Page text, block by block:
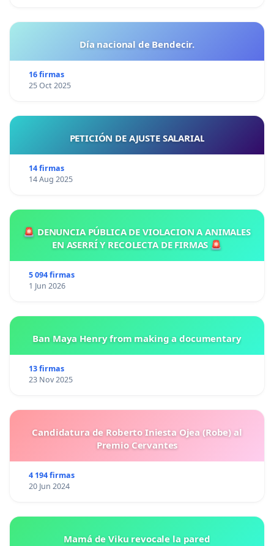
Día nacional de Bendecir.
16 firmas
25 Oct 2025
PETICIÓN DE AJUSTE SALARIAL
14 firmas
14 Aug 2025
🚨 DENUNCIA PÚBLICA DE VIOLACION A ANIMALES
EN ASERRÍ Y RECOLECTA DE FIRMAS 🚨
5 094 firmas
1 Jun 2026
Ban Maya Henry from making a documentary
13 firmas
23 Nov 2025
Candidatura de Roberto Iniesta Ojea (Robe) al
Premio Cervantes
4 194 firmas
20 Jun 2024
Mamá de Viku revocale la pared